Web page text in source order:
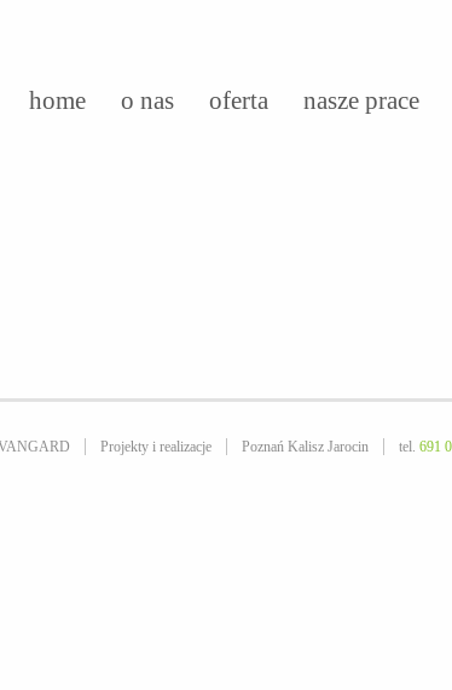
home o nas oferta nasze prace
Projekty i realizacje Poznań Kalisz Jarocin tel. 691